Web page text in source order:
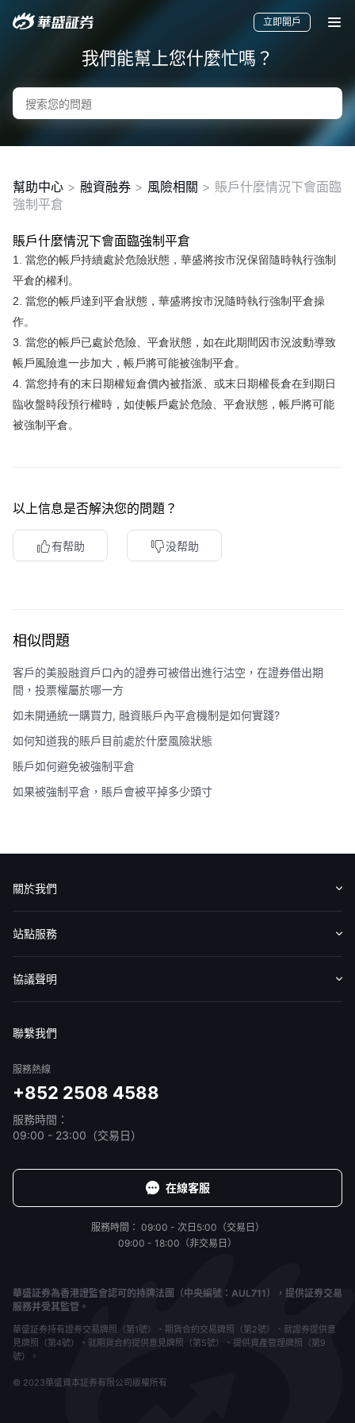
要聞
快訊
美股
港股
新股
華盛APls
低時延極速交易系統
概述
AM 資產管理服務
ECM 股權資本市場服務
FICC 固定收益、外匯和大宗商品服務
WM 財富管理服務
立即開戶
我們能幫上您什麼忙嗎？
幫助中心 > 融資融券 > 風險相關 > 賬戶什麼情況下會面臨
強制平倉
賬戶什麼情況下會面臨強制平倉
1. 當您的帳戶持續處於危險狀態，華盛將按市況保留隨時執行強制
平倉的權利。
2. 當您的帳戶達到平倉狀態，華盛將按市況隨時執行強制平倉操
作。
3. 當您的帳戶已處於危險、平倉狀態，如在此期間因市況波動導致
帳戶風險進一步加大，帳戶將可能被強制平倉。
4. 當您持有的末日期權短倉價內被指派、或末日期權長倉在到期日
臨收盤時段預行權時，如使帳戶處於危險、平倉狀態，帳戶將可能
被強制平倉。
以上信息是否解決您的問題？
有帮助 没帮助
相似問題
客戶的美股融資戶口內的證券可被借出進行沽空，在證券借出期
間，投票權屬於哪一方
如未開通統一購買力, 融資賬戶內平倉機制是如何實踐?
如何知道我的賬戶目前處於什麼風險狀態
賬戶如何避免被強制平倉
如果被強制平倉，賬戶會被平掉多少頭寸
關於我們
認識華盛
媒體報導
意見反饋
站點服務
收費標準
交易工具
幫助中心
協議聲明
聯繫我們
服務熱線
+852 2508 4588
服務時間：
09:00 - 23:00（交易日）
在線客服
服務時間： 09:00 - 次日5:00（交易日）
09:00 - 18:00（非交易日）
華盛証券為香港證監會認可的持牌法團（中央編號：AUL711），提供証券交易
服務并受其監管。
華盛証券持有證券交易牌照（第1號）、期貨合約交易牌照（第2號）、就證券提供意
見牌照（第4號）、就期貨合約提供意見牌照（第5號）、提供資產管理牌照（第9
號）。
© 2023華盛資本証券有限公司版權所有